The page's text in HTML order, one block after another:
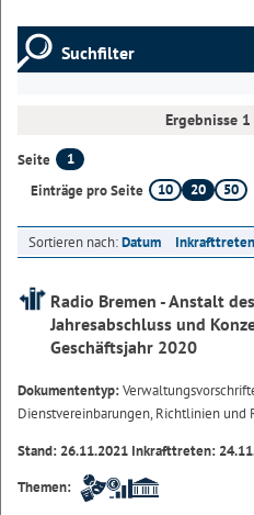
Suchfilter
Ergebnisse
Seite
1
Einträge pro Seite
10 20 50
Sortieren nach:Datum Inkrafttreten
Radio Bremen - Anstalt
Jahresabschluss und
Geschäftsjahr 2020
Dokumententyp:
Dienstvereinbarungen, Richtlinien und
Stand: 26.11.2021 Inkrafttreten:
Themen: